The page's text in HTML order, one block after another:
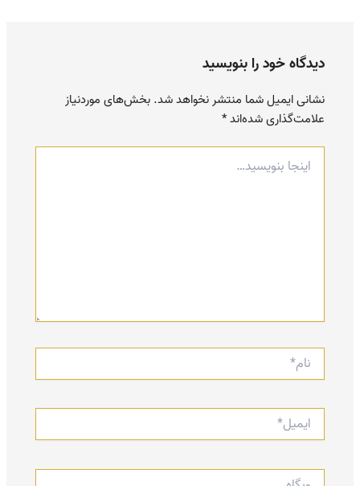
دیدگاه‌ خود را بنویسید
نشانی ایمیل شما منتشر نخواهد شد. بخش‌های موردنیاز
علامت‌گذاری شده‌اند*
اینجا
بنویسید…
نام*
ایمیل*
وبگاه